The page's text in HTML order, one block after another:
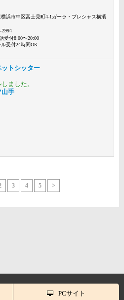
横浜市中区富士見町4-1ガーラ・プレシャス横濱
2994
受付8:00〜20:00
ル受付24時間OK
トシッター
ました。
山手
3 4 5 >
PCサイト